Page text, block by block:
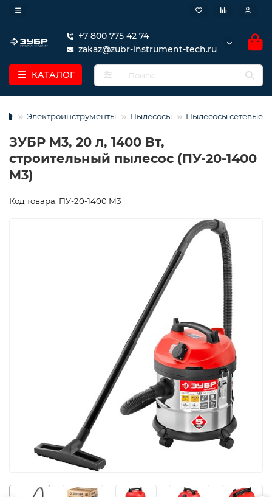
+7 800 775 42 74
zakaz@zubr-instrument-tech.ru
КАТАЛОГ
Электроинструменты Пылесосы Пылесосы сетевые
ЗУБР М3, 20 л, 1400 Вт,
строительный пылесос (ПУ-20-1400
М3)
Код товара: ПУ-20-1400 М3